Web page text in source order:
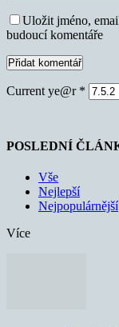
Uložit jméno,
budoucí komentáře
Current ye@r *
POSLEDNÍ
Vše
Nejlepší
Nejpopulárnější
Více